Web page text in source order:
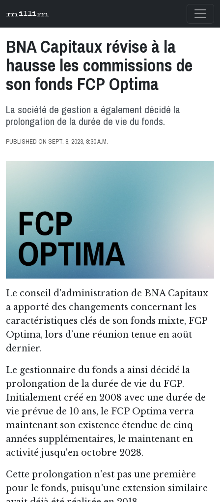
millim
BNA Capitaux révise à la
hausse les commissions de
son fonds FCP Optima
La société de gestion a également décidé la
prolongation de la durée de vie du fonds.
PUBLISHED ON SEPT. 8, 2023, 8:30 A.M.
Le conseil d'administration de BNA Capitaux
a apporté des changements concernant les
caractéristiques clés de son fonds mixte, FCP
Optima, lors d’une réunion tenue en août
dernier.
Le gestionnaire du fonds a ainsi décidé la
prolongation de la durée de vie du FCP.
Initialement créé en 2008 avec une durée de
vie prévue de 10 ans, le FCP Optima verra
maintenant son existence étendue de cinq
années supplémentaires, le maintenant en
activité jusqu'en octobre 2028.
Cette prolongation n'est pas une première
pour le fonds, puisqu'une extension similaire